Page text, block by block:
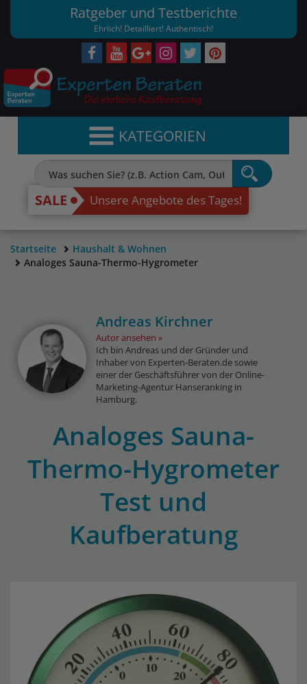
Ratgeber und Testberichte
Ehrlich! Detailliert! Authentisch!
KATEGORIEN
SALE Unsere Angebote des Tages!
Startseite
Haushalt & Wohnen
Analoges Sauna-Thermo-Hygrometer
Andreas Kirchner
Autor ansehen
Ich bin Andreas und der Gründer und
Inhaber von Experten-Beraten.de sowie
einer der Geschäftsführer von der Online-
Marketing-Agentur Hanseranking in
Hamburg.
Analoges Sauna-
Thermo-Hygrometer
Test und
Kaufberatung